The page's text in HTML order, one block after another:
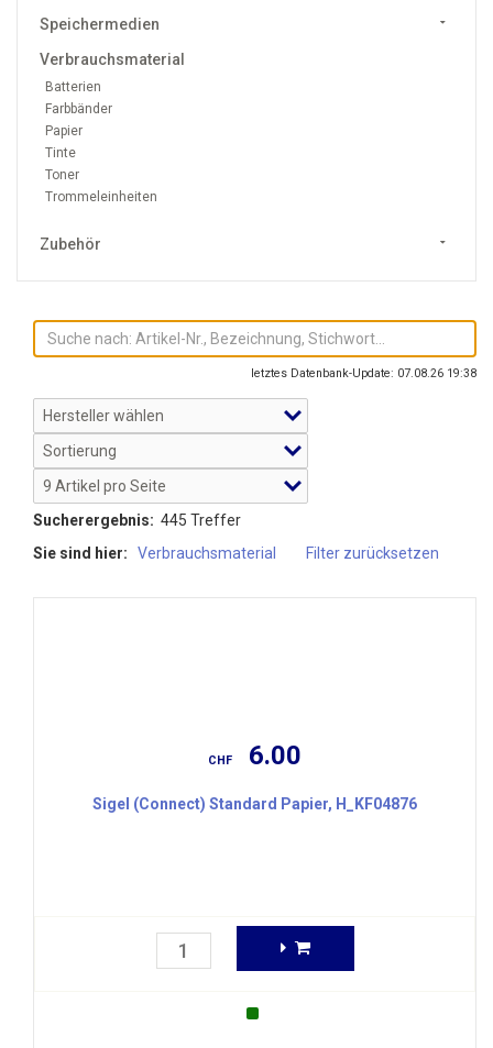
Speichermedien
Verbrauchsmaterial
Batterien
Farbbänder
Papier
Tinte
Toner
Trommeleinheiten
Zubehör
letztes Datenbank-Update: 07.08.26 19:38
Sucherergebnis: 445 Treffer
Sie sind hier:
Verbrauchsmaterial Filter zurücksetzen
CHF 6.00
Sigel (Connect) Standard Papier, H_KF04876